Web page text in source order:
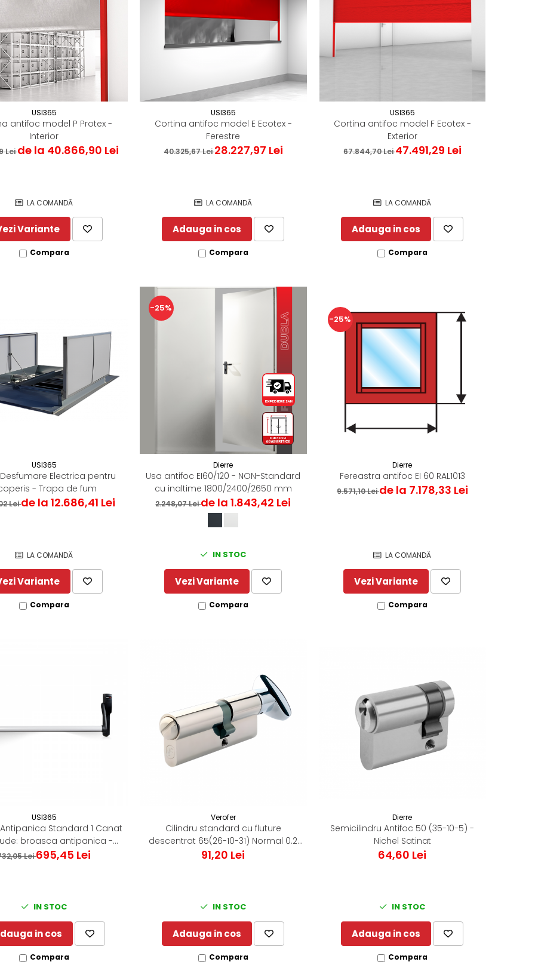
USI365
antifoc model P Protex -
Interior
Leide la 40.866,90 Lei
LA COMANDĂ
Variante
Compara
USI365
Cortina antifoc model E Ecotex -
Ferestre
40.325,67 Lei28.227,97 Lei
LA COMANDĂ
Adauga in cos
Compara
USI365
Cortina antifoc model F Ecotex -
Exterior
67.844,70 Lei47.491,29 Lei
LA COMANDĂ
Adauga in cos
Compara
USI365
Electrica pentru
- Trapa de fum
Leide la 12.686,41 Lei
LA COMANDĂ
Variante
Compara
-25%
Dierre
Usa antifoc EI60/120 - NON-Standard
cu inaltime 1800/2400/2650 mm
2.248,07 Leide la 1.843,42 Lei
IN STOC
Vezi Variante
Compara
-25%
Dierre
Fereastra antifoc EI 60 RAL1013
9.571,10 Leide la 7.178,33 Lei
LA COMANDĂ
Vezi Variante
Compara
USI365
Standard 1 Canat
broasca antipanica -
- maner antifoc)
Lei695,45 Lei
IN STOC
in cos
Compara
Verofer
Cilindru standard cu fluture
descentrat 65(26-10-31) Normal 0.2
Nikel Zimti
91,20 Lei
IN STOC
Adauga in cos
Compara
Dierre
Semicilindru Antifoc 50 (35-10-5) -
Nichel Satinat
64,60 Lei
IN STOC
Adauga in cos
Compara